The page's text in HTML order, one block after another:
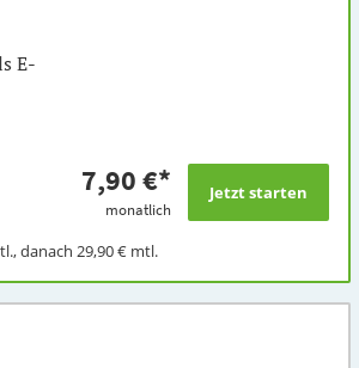
E-
7,90 €*
monatlich
danach 29,90 €mtl.